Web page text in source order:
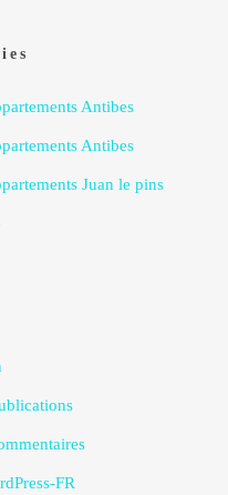
Antibes
Antibes
Juan le pins
FR